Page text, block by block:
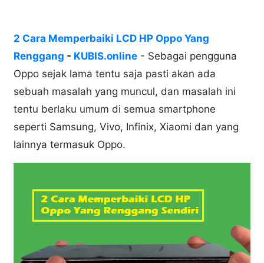
2 Cara Memperbaiki LCD HP Oppo Yang
Renggang - KUBIS.online - Sebagai pengguna
Oppo sejak lama tentu saja pasti akan ada
sebuah masalah yang muncul, dan masalah ini
tentu berlaku umum di semua smartphone
seperti Samsung, Vivo, Infinix, Xiaomi dan yang
lainnya termasuk Oppo.